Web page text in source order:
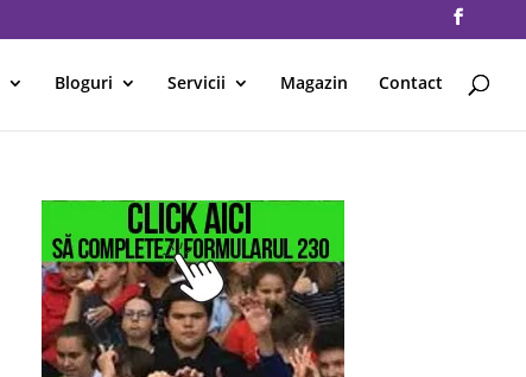
Bloguri Servicii Magazin Contact